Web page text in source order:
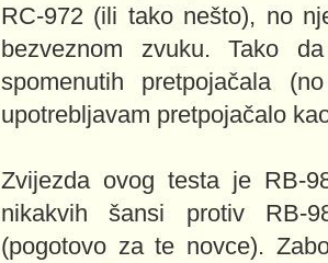
RC-972 (ili tako nešto), no
bezveznom zvuku. Tako
spomenutih pretpojačala
upotrebljavam pretpojačalo
Zvijezda ovog testa je RB-
nikakvih šansi protiv RB-
(pogotovo za te novce).